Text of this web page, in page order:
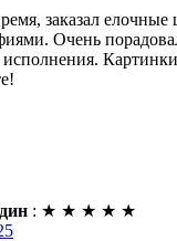
заказал
Очень
исполнения.
: ★ ★ ★ ★ ★